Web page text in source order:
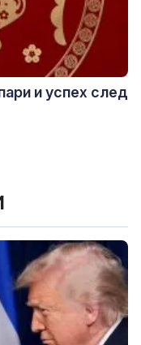
и успех след